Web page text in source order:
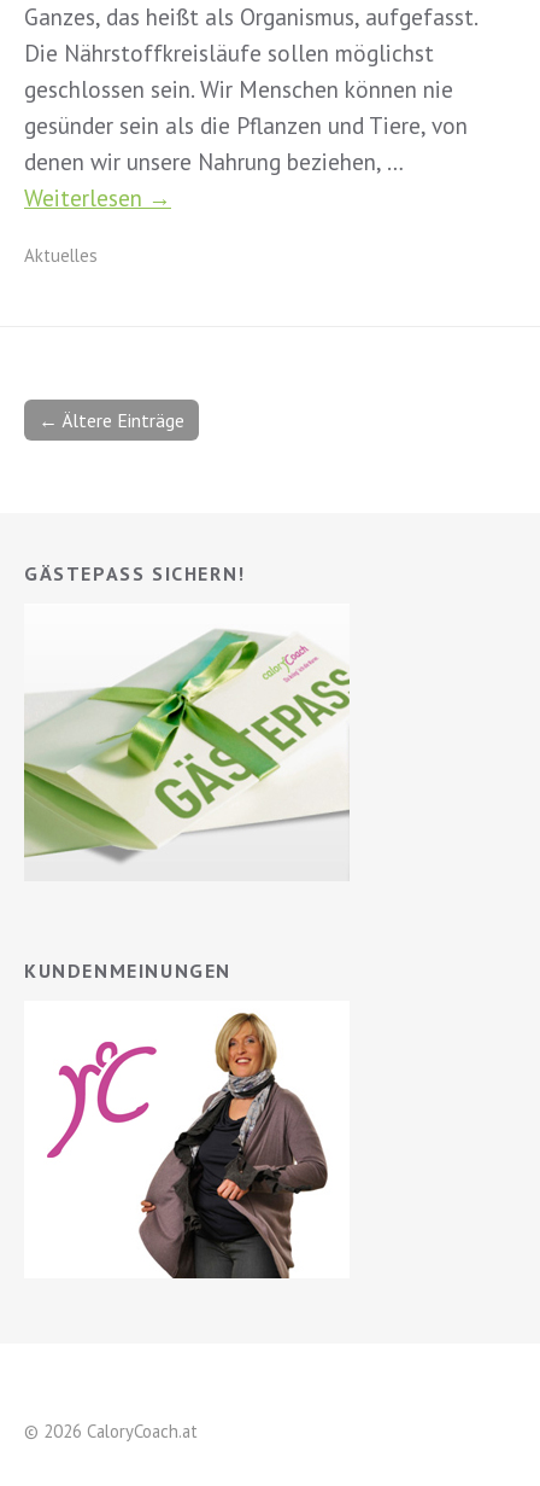
Ganzes, das heißt als Organismus, aufgefasst.
Die Nährstoffkreisläufe sollen möglichst
geschlossen sein. Wir Menschen können nie
gesünder sein als die Pflanzen und Tiere, von
denen wir unsere Nahrung beziehen, …
Weiterlesen →
Aktuelles
← Ältere Einträge
GÄSTEPASS SICHERN!
KUNDENMEINUNGEN
© 2026 CaloryCoach.at